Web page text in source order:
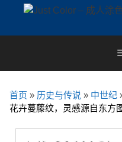
content
首页 » 历史与传说 » 中世纪
花卉蔓藤纹，灵感源自东方